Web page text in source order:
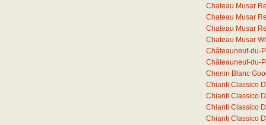
Chateau Musar
Chateau Musar
Chateau Musar
Chateau Musar
Châteauneuf-du-
Châteauneuf-du-
Chenin Blanc
Chianti Classico
Chianti Classico
Chianti Classico
Chianti Classico